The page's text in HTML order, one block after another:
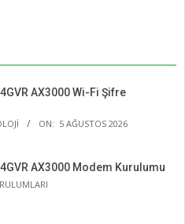
AX3000 Wi-Fi Şifre
ON: 5 AĞUSTOS 2026
AX3000 Modem Kurulumu